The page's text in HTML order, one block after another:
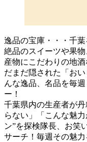
逸品の宝庫・・・千葉
絶品のスイーツや果
産物にこだわりの地
だまだ隠された「お
んな逸品、名品を毎
ー！
千葉県内の生産者が
らない」「こんな魅
ン”を探検隊長、お笑
サーチ！毎週その魅